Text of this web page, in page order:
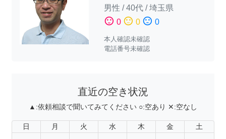
男性 /40代/埼玉県
sentiment_satisfied 0 sentiment_neutral 0 sentiment_dissatisfied 0
本人確認未確認
電話番号未確認
直近の空き状況
▲:依頼相談で聞いてみてください ○:空あり ✕:空なし
日 月 火 水 木 金 土